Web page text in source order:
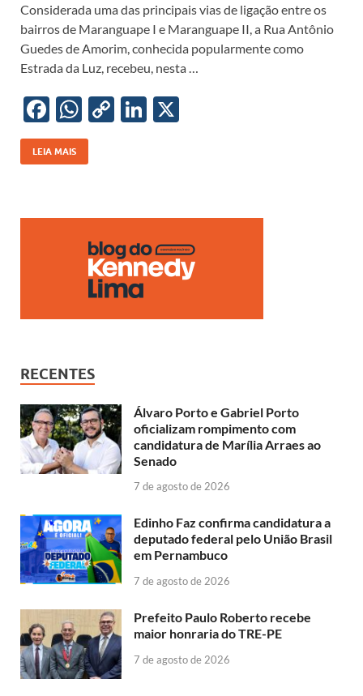
e
b
o
o
k
at
s
A
p
p
p
y
Li
n
k
k
e
dI
n
Considerada uma das principais vias de ligação entre os
bairros de Maranguape I e Maranguape II, a Rua Antônio
Guedes de Amorim, conhecida popularmente como
Estrada da Luz, recebeu, nesta …
F
ac
e
o
W
h
at
A
p
p
C
Li
n
k
Li
dI
n
LEIA MAIS
RECENTES
Álvaro Porto e Gabriel Porto
oficializam rompimento com
candidatura de Marília Arraes ao
Senado
7 de agosto de 2026
Edinho Faz confirma candidatura a
deputado federal pelo União Brasil
em Pernambuco
7 de agosto de 2026
Prefeito Paulo Roberto recebe
maior honraria do TRE-PE
7 de agosto de 2026